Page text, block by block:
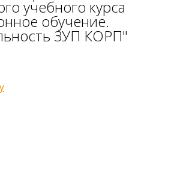
учебного курса
обучение.
ЗУП КОРП"